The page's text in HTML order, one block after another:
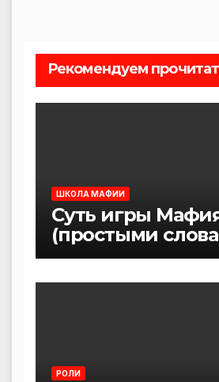
Рекомендуем
ШКОЛА МАФИИ
Суть игры
(простыми
РОЛИ